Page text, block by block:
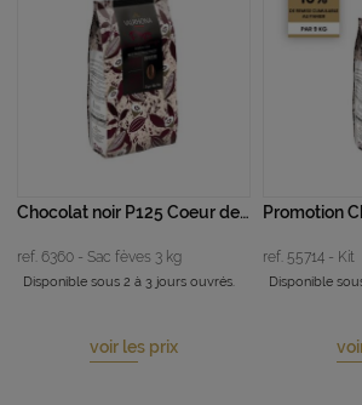
Chocolat noir P125 Coeur de Guanaja 80%
ref. 6360 - Sac fèves 3 kg
Disponible sous 2 à 3 jours ouvrés.
voir les prix
ref. 55714 - Kit
Disponible